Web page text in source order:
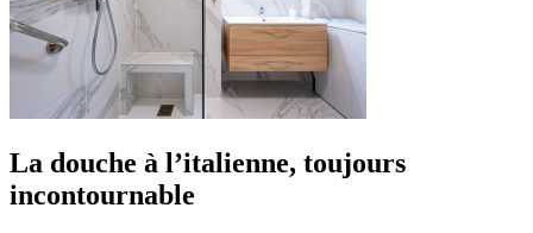
La douche à l’italienne, toujours
incontournable